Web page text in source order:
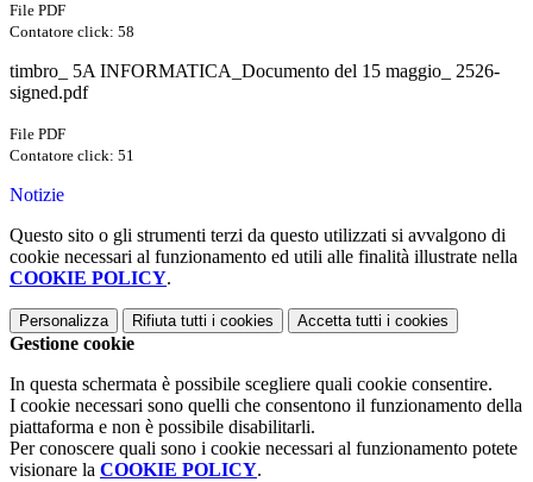
File PDF
Contatore click: 58
timbro_ 5A INFORMATICA_Documento del 15 maggio_ 2526-
signed.pdf
File PDF
Contatore click: 51
Notizie
Questo sito o gli strumenti terzi da questo utilizzati si avvalgono di
cookie necessari al funzionamento ed utili alle finalità illustrate nella
COOKIE POLICY.
Personalizza Rifiuta tutti i cookies Accetta tutti i cookies
Gestione cookie
In questa schermata è possibile scegliere quali cookie consentire.
I cookie necessari sono quelli che consentono il funzionamento della
piattaforma e non è possibile disabilitarli.
Per conoscere quali sono i cookie necessari al funzionamento potete
visionare la COOKIE POLICY.